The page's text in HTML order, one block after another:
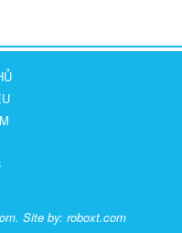
Site by: roboxt.com